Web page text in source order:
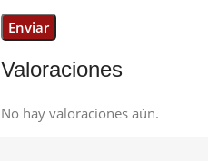
Valoraciones
No hay valoraciones aún.